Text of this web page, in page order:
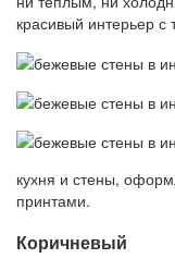
красивый интерьер
кухня и стены,
принтами.
Коричневый